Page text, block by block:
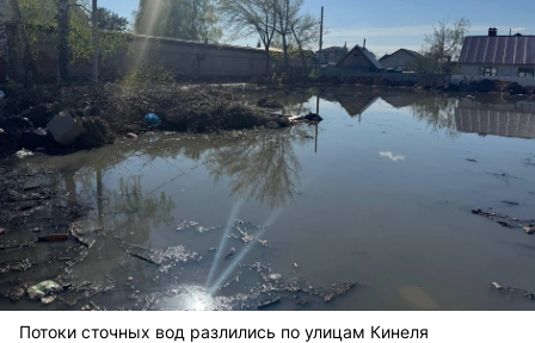
Потоки сточных вод разлились по улицам Кинеля